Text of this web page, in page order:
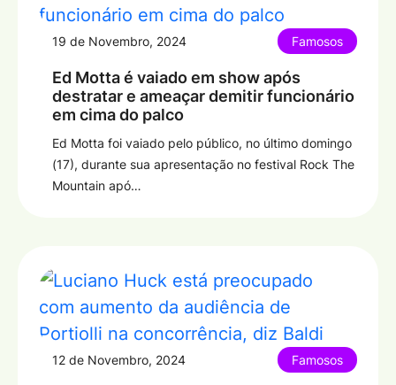
19 de Novembro, 2024 Famosos
Ed Motta é vaiado em show após
destratar e ameaçar demitir funcionário
em cima do palco
Ed Motta foi vaiado pelo público, no último domingo
(17), durante sua apresentação no festival Rock The
Mountain apó…
12 de Novembro, 2024 Famosos